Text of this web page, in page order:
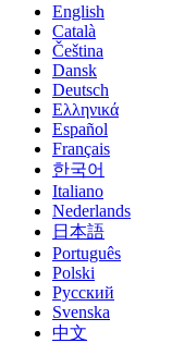
English
Català
Čeština
Dansk
Deutsch
Ελληνικά
Español
Français
한국어
Italiano
Nederlands
日本語
Português
Polski
Русский
Svenska
中文